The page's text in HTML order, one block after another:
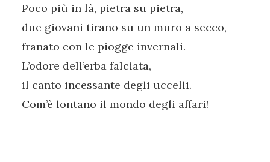
Poco più in là, pietra su pietra,
due giovani tirano su un muro a secco,
franato con le piogge invernali.
L’odore dell’erba falciata,
il canto incessante degli uccelli.
Com’è lontano il mondo degli affari!